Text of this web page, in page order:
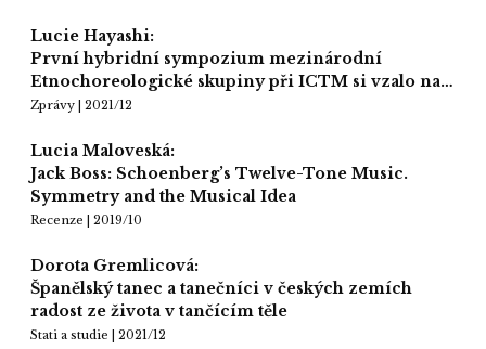
Lucie Hayashi:
První hybridní sympozium mezinárodní
Etnochoreologické skupiny při ICTM si vzalo na…
Zprávy | 2021/12
Lucia Maloveská:
Jack Boss: Schoenberg’s Twelve-Tone Music.
Symmetry and the Musical Idea
Recenze | 2019/10
Dorota Gremlicová:
Španělský tanec a tanečníci v českých zemích
radost ze života v tančícím těle
Stati a studie | 2021/12